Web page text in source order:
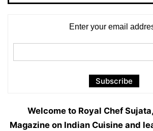
Enter your email
Welcome to Royal Chef
Magazine on Indian Cuisine and